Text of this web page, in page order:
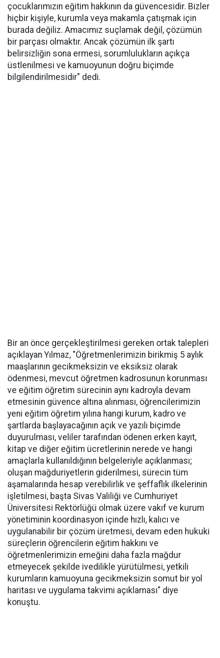
çocuklarımızın eğitim hakkının da güvencesidir. Bizler
hiçbir kişiyle, kurumla veya makamla çatışmak için
burada değiliz. Amacımız suçlamak değil, çözümün
bir parçası olmaktır. Ancak çözümün ilk şartı
belirsizliğin sona ermesi, sorumlulukların açıkça
üstlenilmesi ve kamuoyunun doğru biçimde
bilgilendirilmesidir" dedi.
Bir an önce gerçekleştirilmesi gereken ortak talepleri
açıklayan Yılmaz, "Öğretmenlerimizin birikmiş 5 aylık
maaşlarının gecikmeksizin ve eksiksiz olarak
ödenmesi, mevcut öğretmen kadrosunun korunması
ve eğitim öğretim sürecinin aynı kadroyla devam
etmesinin güvence altına alınması, öğrencilerimizin
yeni eğitim öğretim yılına hangi kurum, kadro ve
şartlarda başlayacağının açık ve yazılı biçimde
duyurulması, veliler tarafından ödenen erken kayıt,
kitap ve diğer eğitim ücretlerinin nerede ve hangi
amaçlarla kullanıldığının belgeleriyle açıklanması;
oluşan mağduriyetlerin giderilmesi, sürecin tüm
aşamalarında hesap verebilirlik ve şeffaflık ilkelerinin
işletilmesi, başta Sivas Valiliği ve Cumhuriyet
Üniversitesi Rektörlüğü olmak üzere vakıf ve kurum
yönetiminin koordinasyon içinde hızlı, kalıcı ve
uygulanabilir bir çözüm üretmesi, devam eden hukuki
süreçlerin öğrencilerin eğitim hakkını ve
öğretmenlerimizin emeğini daha fazla mağdur
etmeyecek şekilde ivedilikle yürütülmesi, yetkili
kurumların kamuoyuna gecikmeksizin somut bir yol
haritası ve uygulama takvimi açıklaması" diye
konuştu.